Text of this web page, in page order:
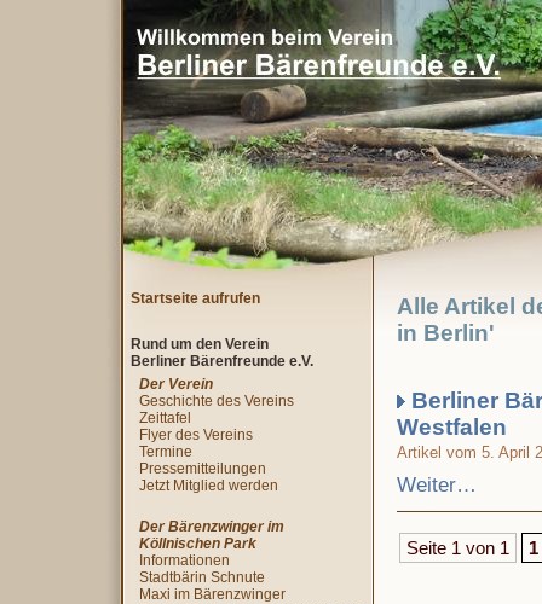
Alle Artikel
in Berlin'
Berliner
Westfalen
Artikel vom 5. April
Weiter…
Seite 1 von 1 1
Startseite aufrufen
Rund um den Verein
Berliner Bärenfreunde e.V.
Der Verein
Geschichte des Vereins
Zeittafel
Flyer des Vereins
Termine
Pressemitteilungen
Jetzt Mitglied werden
Der Bärenzwinger im
Köllnischen Park
Informationen
Stadtbärin Schnute
Maxi im Bärenzwinger